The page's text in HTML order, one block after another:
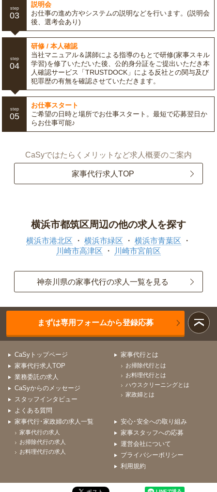
step
03
説明会
お仕事の進め方やシステムの説明などを行います。(説明会
後、選考会あり)
step
04
研修 / 本人確認
当社マニュアル＆講師による指導のもとで研修(家事スキル
学習)を修了いただいた後、公的身分証をご提出いただき本
人確認サービス「TRUSTDOCK」による反社との関与及び
犯罪歴の有無を確認させていただきます。
step
05
お仕事スタート
ご希望の日時と場所でお仕事スタート。最短で応募翌日か
らお仕事可能♪
CaSyではたらくメリットなど求人概要のご案内
家事代行求人TOP
横浜市都筑区周辺の他の求人を探す
横浜市港北区 横浜市緑区
横浜市青葉区
川崎市高津区
川崎市宮前区
神奈川県の家事代行の求人一覧を見る
まずは専用フォームから登録応募
CaSyトップページ
家事代行求人TOP
業務委託の求人
CaSyからのメッセージ
スタッフインタビュー
よくある質問
家事代行とは
お掃除代行とは
お料理代行とは
ハウスクリーニングとは
家政婦とは
家事代行･家政婦の求人一覧
家事代行の求人
お掃除代行の求人
お料理代行の求人
安心･安全への取り組み
家事スタッフへの応募
運営会社について
プライバシーポリシー
利用規約